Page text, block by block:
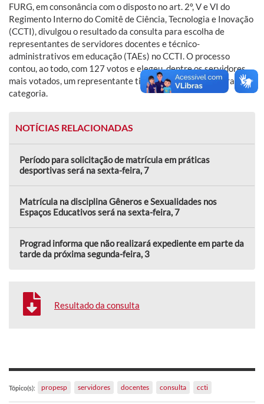
FURG, em consonância com o disposto no art. 2º, V e VI do
Regimento Interno do Comitê de Ciência, Tecnologia e Inovação
(CCTI), divulgou o resultado da consulta para escolha de
representantes de servidores docentes e técnico-
administrativos em educação (TAEs) no CCTI. O processo
contou, ao todo, com 127 votos e elegeu, dentre os servidores
mais votados, um representante titular e um suplente para cada
categoria.
NOTÍCIAS RELACIONADAS
Período para solicitação de matrícula em práticas
desportivas será na sexta-feira, 7
Matrícula na disciplina Gêneros e Sexualidades nos
Espaços Educativos será na sexta-feira, 7
Prograd informa que não realizará expediente em parte da
tarde da próxima segunda-feira, 3
Resultado da consulta
Tópico(s): propesp servidores docentes consulta ccti